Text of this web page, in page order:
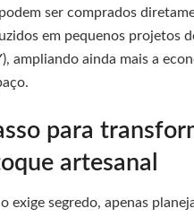
ser comprados
em pequenos projetos
ampliando ainda mais a
para
artesanal
exige segredo, apenas